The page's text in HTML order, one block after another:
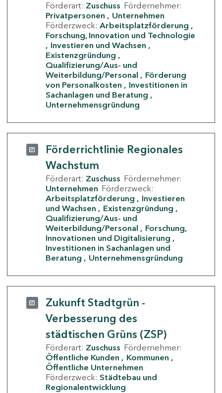
Förderart: Zuschuss Fördernehmer:
Privatpersonen
Unternehmen
Förderzweck: Arbeitsplatzförderung
Forschung, Innovation und Technologie
Investieren und Wachsen
Existenzgründung
Qualifizierung/Aus- und
Weiterbildung/Personal
Förderung
von Personalkosten
Investitionen in
Sachanlagen und Beratung
Unternehmensgründung
Förderrichtlinie Regionales
Wachstum
Förderart: Zuschuss Fördernehmer:
Unternehmen Förderzweck:
Arbeitsplatzförderung
Investieren
und Wachsen
Existenzgründung
Qualifizierung/Aus- und
Weiterbildung/Personal
Forschung,
Innovationen und Digitalisierung
Investitionen in Sachanlagen und
Beratung
Unternehmensgründung
Zukunft Stadtgrün -
Verbesserung des
städtischen Grüns (ZSP)
Förderart: Zuschuss Fördernehmer:
Öffentliche Kunden
Kommunen
Öffentliche Unternehmen
Förderzweck: Städtebau und
Regionalentwicklung